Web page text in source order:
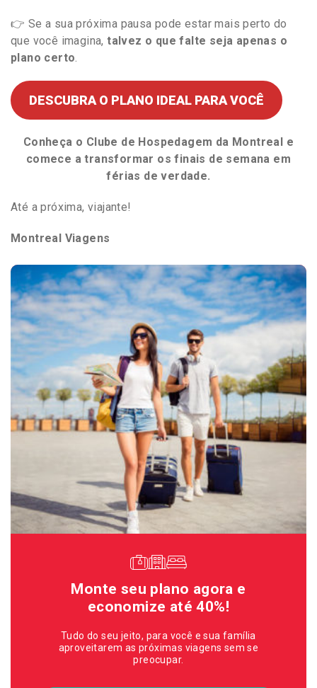
👉 Se a sua próxima pausa pode estar mais perto do
que você imagina,talvez o que falte seja apenas o
plano certo
DESCUBRA O PLANO IDEAL PARA VOCÊ
Conheça o Clube de Hospedagem da Montreal e
comece a transformar os finais de semana em
férias de verdade.
Até a próxima, viajante!
Montreal Viagens
Monte seu plano agora e
economize até 40%!
Tudo do seu jeito, para você e sua família
aproveitarem as próximas viagens sem se
preocupar.